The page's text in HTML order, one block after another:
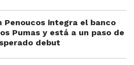
Penoucos integra el banco
Pumas y está a un paso de
debut